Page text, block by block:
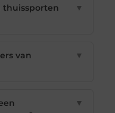
thuissporten
▼
van
▼
▼